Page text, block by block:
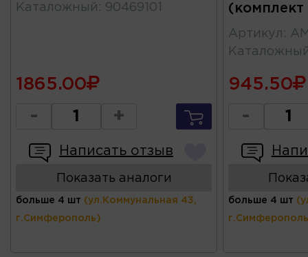
Каталожный : 90469101
1865.00
- +
Написать отзыв
Показать аналоги
больше 4 шт (ул.Коммунальная 43,
г.Симферополь)
Артикул :
945.50
-
больше 4 шт